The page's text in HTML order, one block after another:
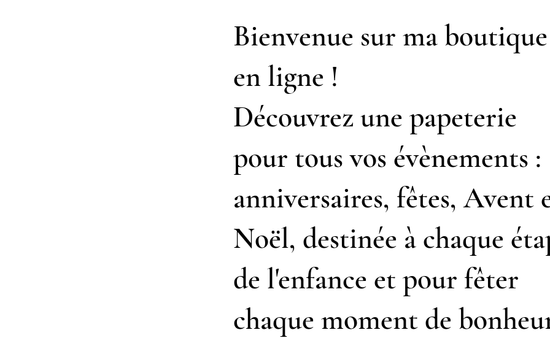
Bienvenue sur ma boutique
en ligne !
Découvrez une papeterie
pour tous vos évènements :
anniversaires, fêtes, Avent
Noël, destinée à chaque
de l'enfance et pour fêter
chaque moment de